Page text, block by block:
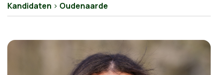
Kandidaten > Oudenaarde